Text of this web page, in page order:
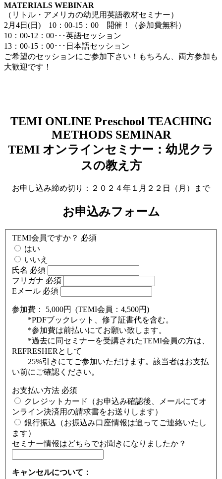
MATERIALS WEBINAR
（リトル・アメリカの幼児用英語教材セミナー）
2月4日(日) 10：00-15：00 開催！（参加費無料）
10：00-12：00･･･英語セッション
13：00-15：00･･･日本語セッション
ご希望のセッションにご参加下さい！もちろん、両方参加も
大歓迎です！
TEMI ONLINE Preschool TEACHING
METHODS SEMINAR
TEMI オンラインセミナー：幼児クラ
スの教え方
お申し込み締め切り：２０２４年１月２２日（月）まで
お申込みフォーム
TEMI会員ですか？ 必須
はい
いいえ
氏名 必須
フリガナ 必須
Eメール 必須
参加費： 5,000円 (TEMI会員：4,500円)
*PDFブックレット、修了証書代を含む。
*参加費は前払いにてお願い致します。
*過去に同セミナーを受講されたTEMI会員の方は、
REFRESHERとして
25%引きにてご参加いただけます。該当者はお支払
い前にご確認ください。
お支払い方法 必須
ンライン決済用の請求書をお送りします）
ます）
セミナー情報はどちらでお聞きになりましたか？
キャンセルについて：